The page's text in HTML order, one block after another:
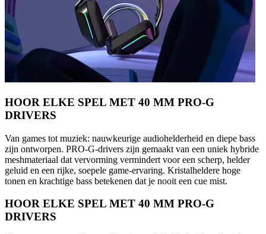
HOOR ELKE SPEL MET 40 MM PRO-G
DRIVERS
Van games tot muziek: nauwkeurige audiohelderheid en diepe bass
zijn ontworpen. PRO-G-drivers zijn gemaakt van een uniek hybride
meshmateriaal dat vervorming vermindert voor een scherp, helder
geluid en een rijke, soepele game-ervaring. Kristalheldere hoge
tonen en krachtige bass betekenen dat je nooit een cue mist.
HOOR ELKE SPEL MET 40 MM PRO-G
DRIVERS